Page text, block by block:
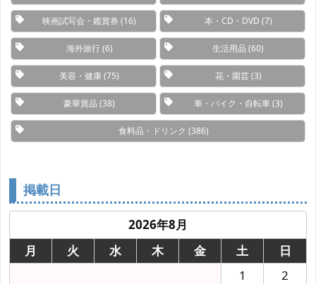
映画試写会・鑑賞券 (16) 本・CD・DVD (7)
海外旅行(6) 生活用品 (60)
美容・健康(75) 花・園芸(3)
豪華賞品 (38) 車・バイク・自転車(3)
食料品・ドリンク (386)
掲載日
2026年8月
月
火 水 木 金 土
日
1
2